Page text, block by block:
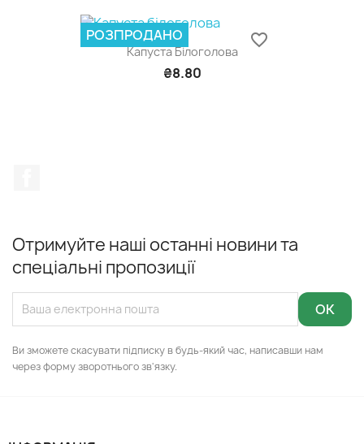
Капуста Білоголова
₴8.80
РОЗПРОДАНО favorite_border
Отримуйте наші останні новини та
спеціальні пропозиції
Ви зможете скасувати підписку в будь-який час, написавши нам
через форму зворотнього зв'язку.